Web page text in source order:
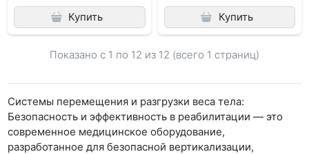
Купить Купить
Показано с 1 по 12 из 12 (всего 1 страниц)
Системы перемещения и разгрузки веса тела:
Безопасность и эффективность в реабилитации — это
современное медицинское оборудование,
разработанное для безопасной вертикализации,